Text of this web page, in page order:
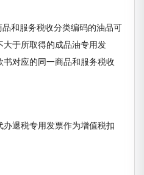
和服务税收分类编码的油品可
于所取得的成品油专用发
对应的同一商品和服务税收
退税专用发票作为增值税扣